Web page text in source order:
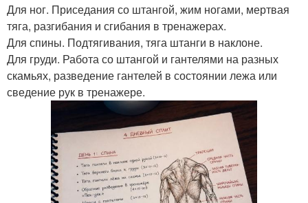
Для ног. Приседания со штангой, жим ногами, мертвая
тяга, разгибания и сгибания в тренажерах.
Для спины. Подтягивания, тяга штанги в наклоне.
Для груди. Работа со штангой и гантелями на разных
скамьях, разведение гантелей в состоянии лежа или
сведение рук в тренажере.